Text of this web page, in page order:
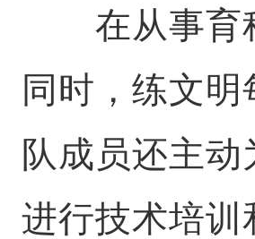
在从事育
同时，练文明
队成员还主动
进行技术培训